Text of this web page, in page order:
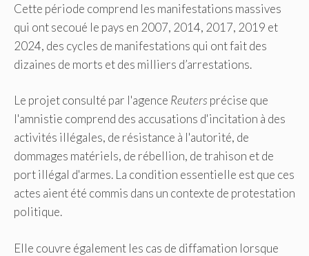
Cette période comprend les manifestations massives
qui ont secoué le pays en 2007, 2014, 2017, 2019 et
2024, des cycles de manifestations qui ont fait des
dizaines de morts et des milliers d’arrestations.
Le projet consulté par l'agence Reuters précise que
l'amnistie comprend des accusations d'incitation à des
activités illégales, de résistance à l'autorité, de
dommages matériels, de rébellion, de trahison et de
port illégal d'armes. La condition essentielle est que ces
actes aient été commis dans un contexte de protestation
politique.
Elle couvre également les cas de diffamation lorsque